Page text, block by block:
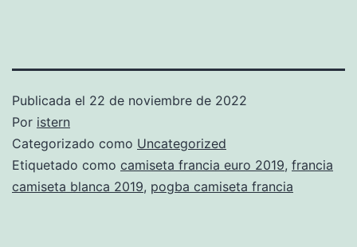
Publicada el 22 de noviembre de 2022
Por istern
Categorizado como Uncategorized
Etiquetado como camiseta francia euro 2019, francia
camiseta blanca 2019, pogba camiseta francia